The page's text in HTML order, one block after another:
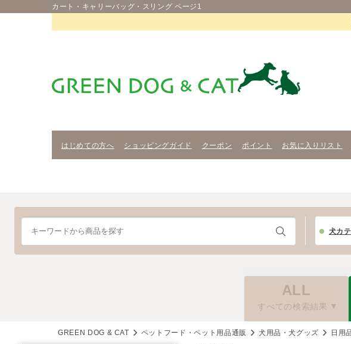
カート・キャリーバッグ・スリング ページ1
はじめての方へ ショッピングガイド クーポン ポイント お気に入りリスト
犬カ
ALL
すべての検索結果
GREEN DOG & CAT ペットフード・ペット用品通販 犬用品・犬グッズ 日用